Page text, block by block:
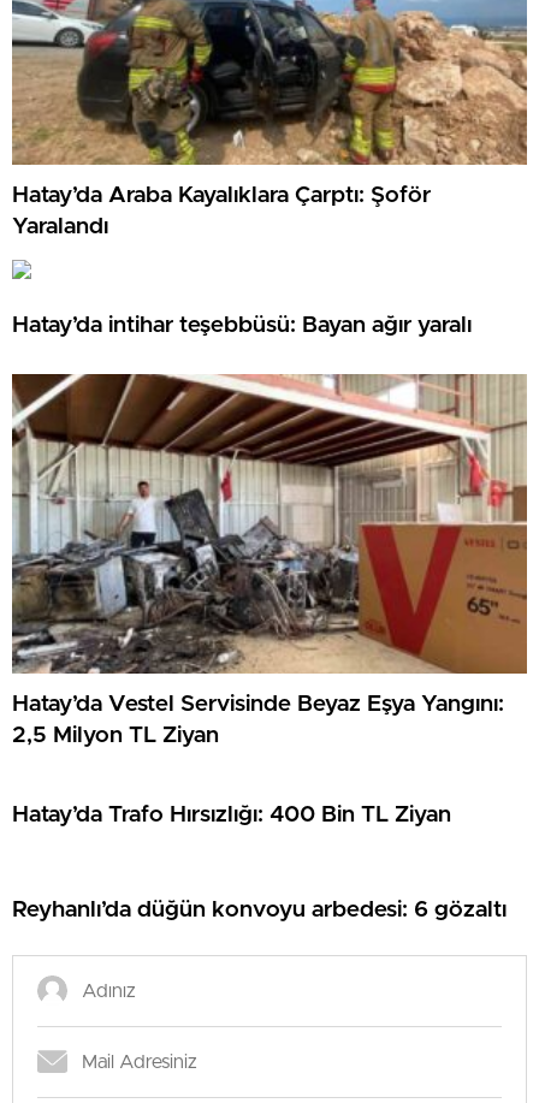
Hatay’da Araba Kayalıklara Çarptı: Şoför
Yaralandı
Hatay’da intihar teşebbüsü: Bayan ağır yaralı
Hatay’da Vestel Servisinde Beyaz Eşya Yangını:
2,5 Milyon TL Ziyan
Hatay’da Trafo Hırsızlığı: 400 Bin TL Ziyan
Reyhanlı’da düğün konvoyu arbedesi: 6 gözaltı